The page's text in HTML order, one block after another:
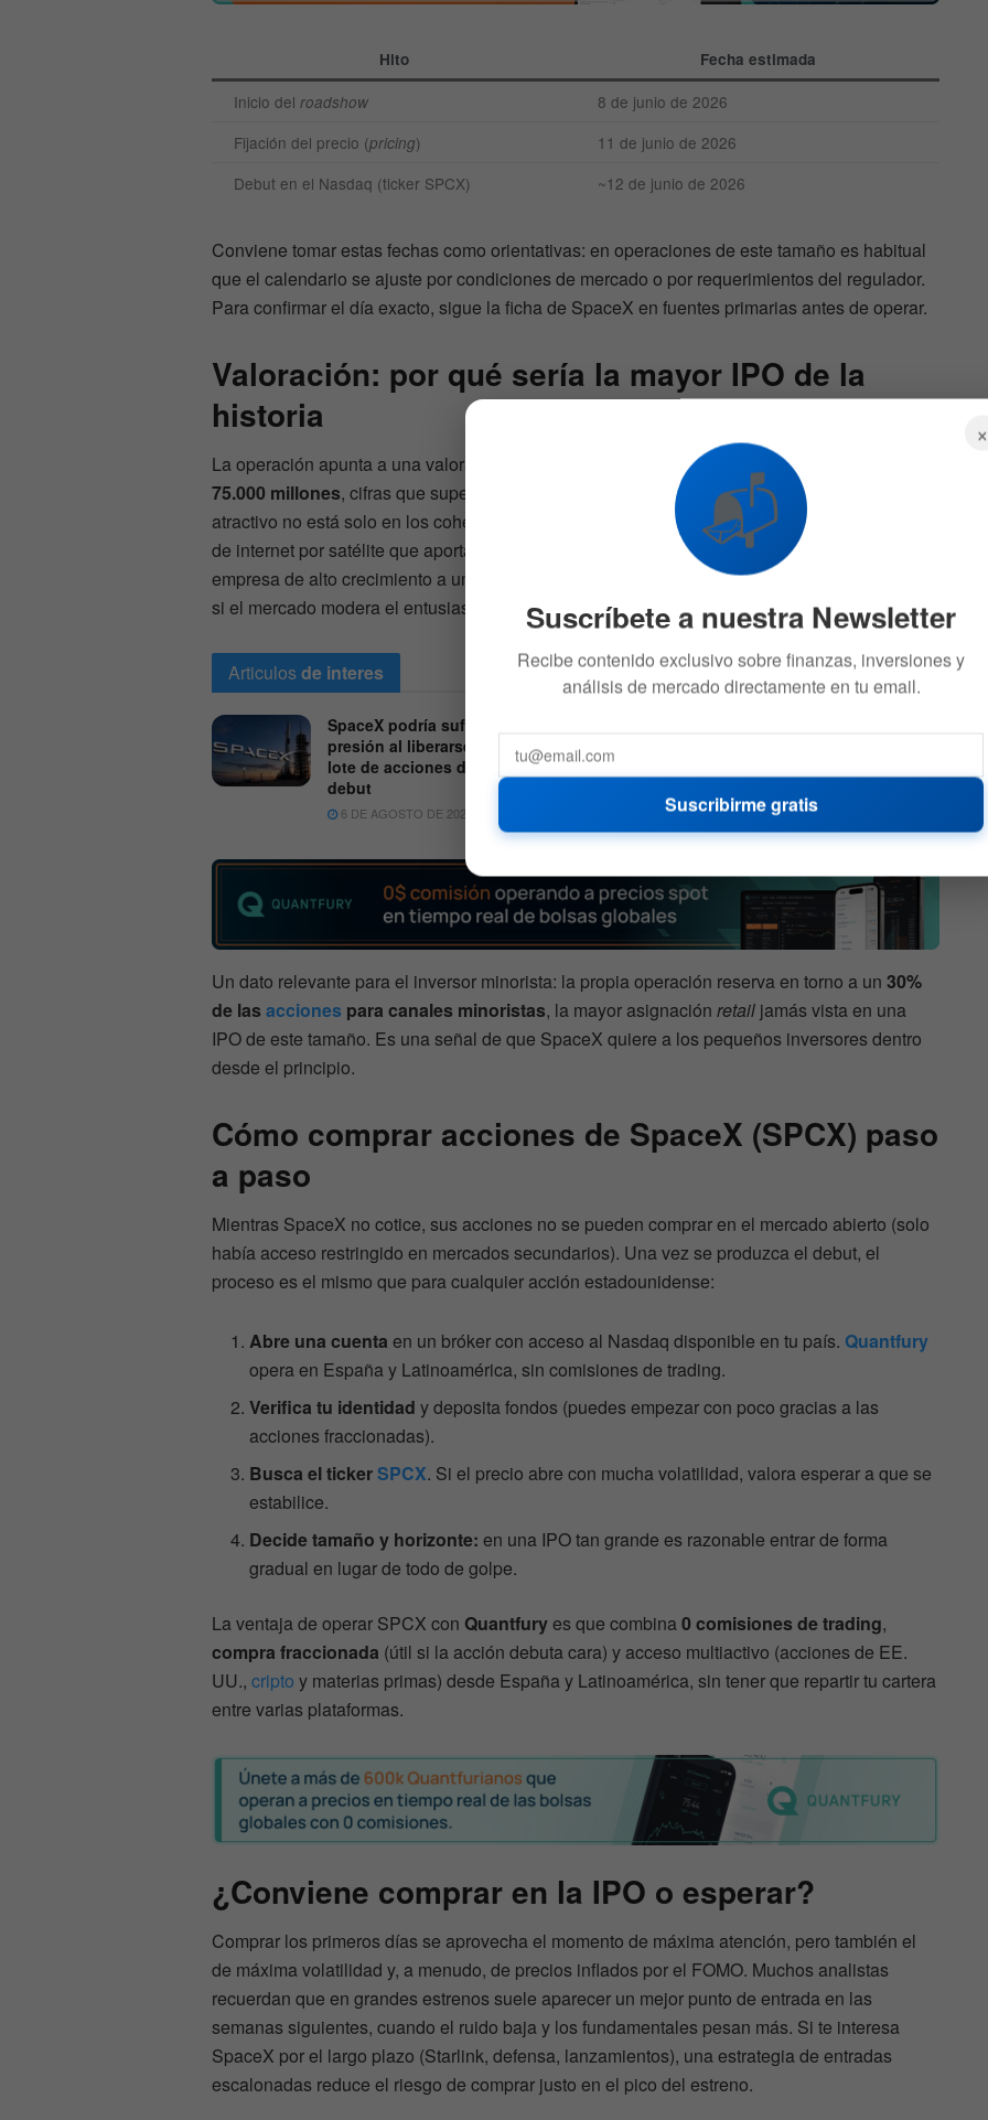
Hito Fecha estimada
Inicio del roadshow
8 de junio de 2026
Fijación del precio (pricing)
11 de junio de 2026
Debut en el Nasdaq (ticker SPCX)
~12 de junio de 2026
Conviene tomar estas fechas como orientativas: en operaciones de este tamaño es habitual
que el calendario se ajuste por condiciones de mercado o por requerimientos del regulador.
Para confirmar el día exacto, sigue la ficha de SpaceX en fuentes primarias antes de operar.
Valoración: por qué sería la mayor IPO de la
historia
La operación apunta a una valoración de entre 1,75 y 2 billones de dólares
75.000 millones, cifras que superarían ampliamente la salida de Saudi Aramco en 2019. El
atractivo no está solo en los cohetes reutilizables: el grueso del negocio es
Starlink
de internet por satélite que aporta ingresos recurrentes y crecientes. Aun así, comprar una
empresa de alto crecimiento a una valoración tan exigente desde el primer día implica riesgo:
si el mercado modera el entusiasmo, el precio puede corregir con fuerza tras el estreno.
Articulosde interes
SpaceX podría sufrir más
presión al liberarse el primer
lote de acciones desde su
debut
6 DE AGOSTO DE 2026 6 DE AGOSTO DE 2026
Un dato relevante para el inversor minorista: la propia operación reserva en torno a un 30%
de las acciones para canales minoristas, la mayor asignación retail jamás vista en una
IPO de este tamaño. Es una señal de que SpaceX quiere a los pequeños inversores dentro
desde el principio.
Cómo comprar acciones de SpaceX (SPCX) paso
a paso
Mientras SpaceX no cotice, sus acciones no se pueden comprar en el mercado abierto (solo
había acceso restringido en mercados secundarios). Una vez se produzca el debut, el
proceso es el mismo que para cualquier acción estadounidense:
Abre una cuenta en un bróker con acceso al Nasdaq disponible en tu país. Quantfury
opera en España y Latinoamérica, sin comisiones de trading.
Verifica tu identidad y deposita fondos (puedes empezar con poco gracias a las
acciones fraccionadas).
Busca el tickerSPCX. Si el precio abre con mucha volatilidad, valora esperar a que se
estabilice.
Decide tamaño y horizonte: en una IPO tan grande es razonable entrar de forma
gradual en lugar de todo de golpe.
La ventaja de operar SPCX con Quantfuryes que combina0 comisiones de trading,
compra fraccionada (útil si la acción debuta cara) y acceso multiactivo (acciones de EE.
UU., cripto y materias primas) desde España y Latinoamérica, sin tener que repartir tu cartera
entre varias plataformas.
¿Conviene comprar en la IPO o esperar?
Comprar los primeros días se aprovecha el momento de máxima atención, pero también el
de máxima volatilidad y, a menudo, de precios inflados por el FOMO. Muchos analistas
recuerdan que en grandes estrenos suele aparecer un mejor punto de entrada en las
semanas siguientes, cuando el ruido baja y los fundamentales pesan más. Si te interesa
SpaceX por el largo plazo (Starlink, defensa, lanzamientos), una estrategia de entradas
escalonadas reduce el riesgo de comprar justo en el pico del estreno.
×
📬
Suscríbete a nuestra Newsletter
Recibe contenido exclusivo sobre finanzas, inversiones y
análisis de mercado directamente en tu email.
Suscribirme gratis